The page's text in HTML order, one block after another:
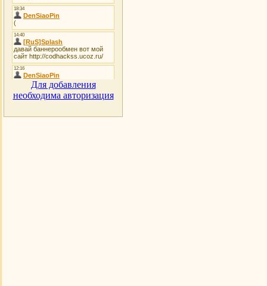
Для добавления
необходима авторизация